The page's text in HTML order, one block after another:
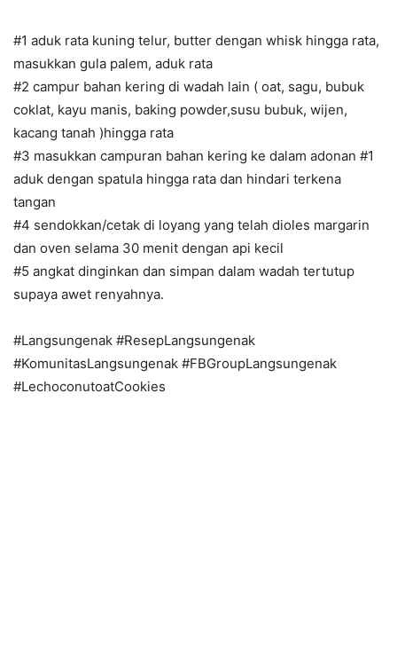
#1 aduk rata kuning telur, butter dengan whisk hingga rata,
masukkan gula palem, aduk rata
#2 campur bahan kering di wadah lain ( oat, sagu, bubuk
coklat, kayu manis, baking powder,susu bubuk, wijen,
kacang tanah )hingga rata
#3 masukkan campuran bahan kering ke dalam adonan #1
aduk dengan spatula hingga rata dan hindari terkena
tangan
#4 sendokkan/cetak di loyang yang telah dioles margarin
dan oven selama 30 menit dengan api kecil
#5 angkat dinginkan dan simpan dalam wadah tertutup
supaya awet renyahnya.
#Langsungenak #ResepLangsungenak
#KomunitasLangsungenak #FBGroupLangsungenak
#LechoconutoatCookies